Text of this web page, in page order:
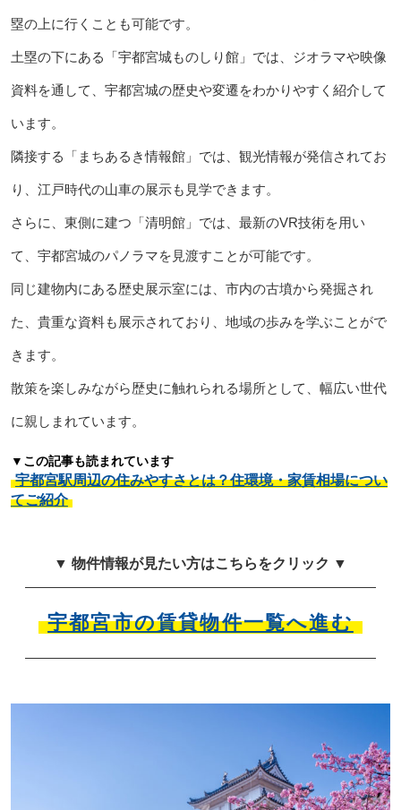
塁の上に行くことも可能です。
土塁の下にある「宇都宮城ものしり館」では、ジオラマや映像
資料を通して、宇都宮城の歴史や変遷をわかりやすく紹介して
います。
隣接する「まちあるき情報館」では、観光情報が発信されてお
り、江戸時代の山車の展示も見学できます。
さらに、東側に建つ「清明館」では、最新のVR技術を用い
て、宇都宮城のパノラマを見渡すことが可能です。
同じ建物内にある歴史展示室には、市内の古墳から発掘され
た、貴重な資料も展示されており、地域の歩みを学ぶことがで
きます。
散策を楽しみながら歴史に触れられる場所として、幅広い世代
に親しまれています。
▼この記事も読まれています
宇都宮駅周辺の住みやすさとは？住環境・家賃相場につい
てご紹介
▼ 物件情報が見たい方はこちらをクリック ▼
宇都宮市の賃貸物件一覧へ進む